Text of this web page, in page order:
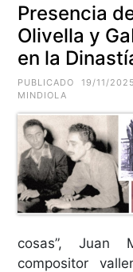
Presencia
Olivella y
en la
PUBLICADO 19/11/
MINDIOLA
cosas”, Juan
compositor